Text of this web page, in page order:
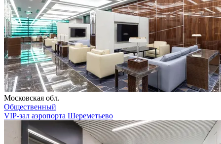
Московская обл.
Общественный
VIP-зал аэропорта Шереметьево